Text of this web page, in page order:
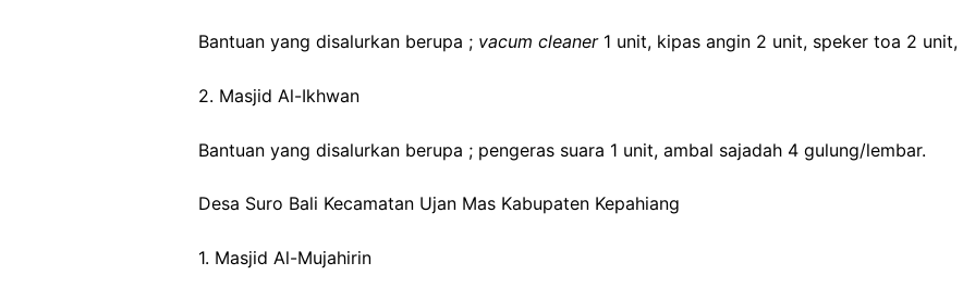
Bantuan yang disalurkan berupa ; vacum cleaner1 unit, kipas angin 2 unit, speker toa 2 unit,
2. Masjid Al-Ikhwan
Bantuan yang disalurkan berupa ; pengeras suara 1 unit, ambal sajadah 4 gulung/lembar.
Desa Suro Bali Kecamatan Ujan Mas Kabupaten Kepahiang
1. Masjid Al-Mujahirin